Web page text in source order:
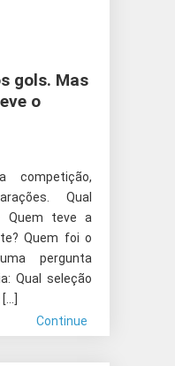
gols. Mas
o
competição,
Qual
Quem teve a
Quem foi o
pergunta
Qual seleção
Continue